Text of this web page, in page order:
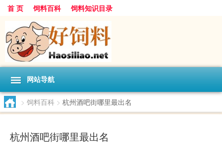
首 页 饲料百科 饲料知识目录
网站导航
> 饲料百科 > 杭州酒吧街哪里最出名
杭州酒吧街哪里最出名